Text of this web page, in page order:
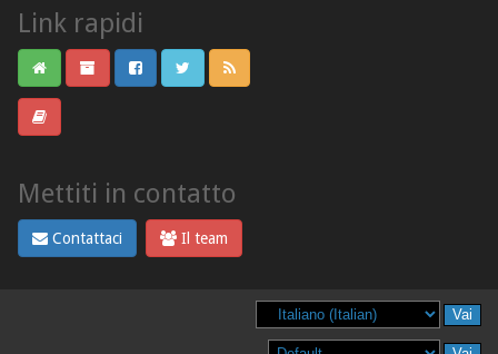
Link rapidi
Mettiti in contatto
Contattaci Il team